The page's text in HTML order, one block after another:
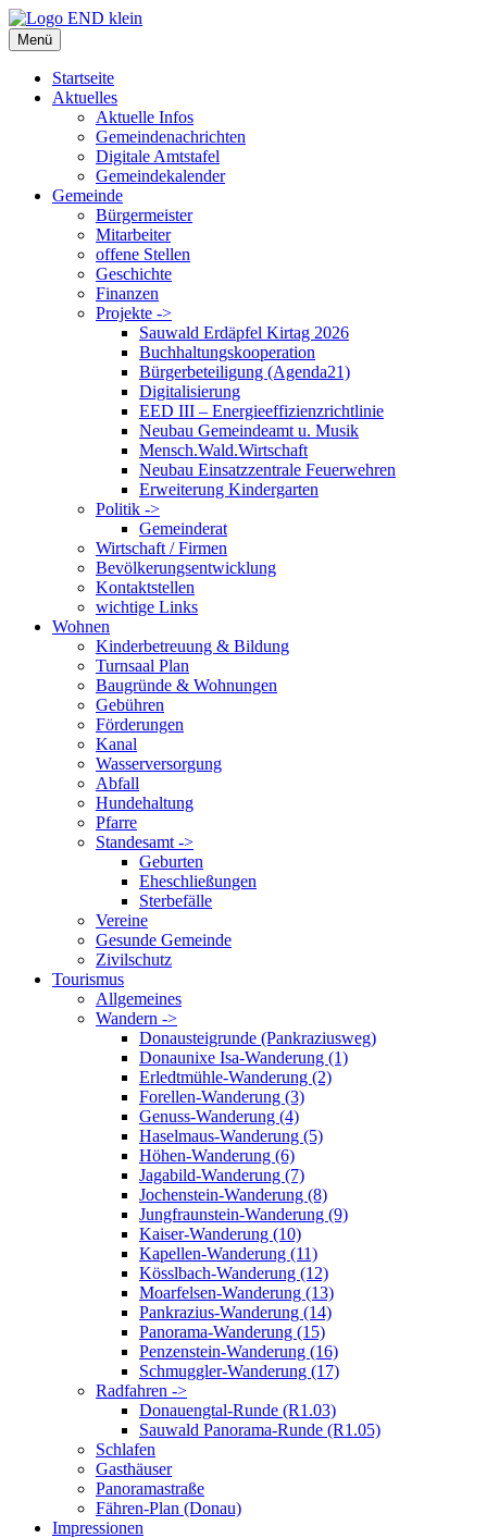
Zum
Inhalt
springen
Menü
Startseite
Aktuelles
Aktuelle Infos
Gemeindenachrichten
Digitale Amtstafel
Gemeindekalender
Gemeinde
Bürgermeister
Mitarbeiter
offene Stellen
Geschichte
Finanzen
Projekte ->
Sauwald Erdäpfel Kirtag 2026
Buchhaltungskooperation
Bürgerbeteiligung (Agenda21)
Digitalisierung
EED III – Energieeffizienzrichtlinie
Neubau Gemeindeamt u. Musik
Mensch.Wald.Wirtschaft
Neubau Einsatzzentrale Feuerwehren
Erweiterung Kindergarten
Politik ->
Gemeinderat
Wirtschaft / Firmen
Bevölkerungsentwicklung
Kontaktstellen
wichtige Links
Wohnen
Kinderbetreuung & Bildung
Turnsaal Plan
Baugründe & Wohnungen
Gebühren
Förderungen
Kanal
Wasserversorgung
Abfall
Hundehaltung
Pfarre
Standesamt ->
Geburten
Eheschließungen
Sterbefälle
Vereine
Gesunde Gemeinde
Zivilschutz
Tourismus
Allgemeines
Wandern ->
Donausteigrunde (Pankraziusweg)
Donaunixe Isa-Wanderung (1)
Erledtmühle-Wanderung (2)
Forellen-Wanderung (3)
Genuss-Wanderung (4)
Haselmaus-Wanderung (5)
Höhen-Wanderung (6)
Jagabild-Wanderung (7)
Jochenstein-Wanderung (8)
Jungfraunstein-Wanderung (9)
Kaiser-Wanderung (10)
Kapellen-Wanderung (11)
Kösslbach-Wanderung (12)
Moarfelsen-Wanderung (13)
Pankrazius-Wanderung (14)
Panorama-Wanderung (15)
Penzenstein-Wanderung (16)
Schmuggler-Wanderung (17)
Radfahren ->
Donauengtal-Runde (R1.03)
Sauwald Panorama-Runde (R1.05)
Schlafen
Gasthäuser
Panoramastraße
Fähren-Plan (Donau)
Impressionen